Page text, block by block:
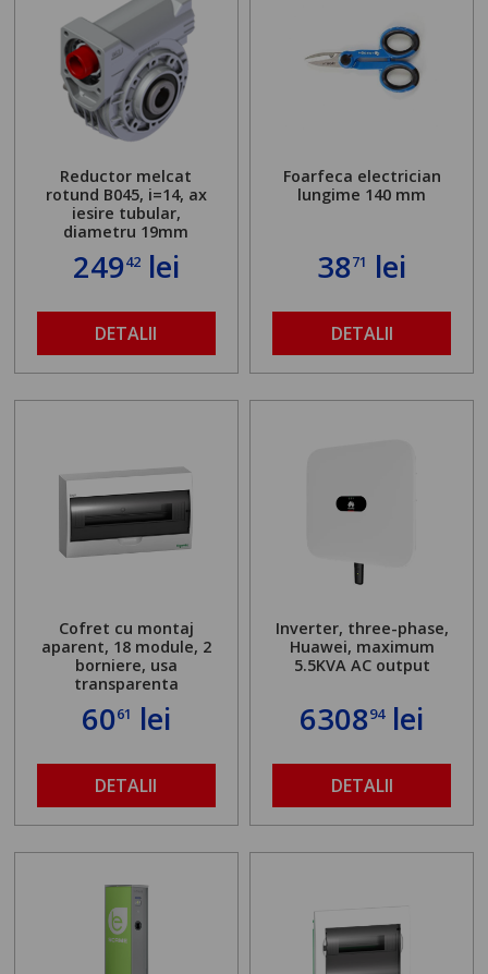
Reductor melcat
rotund B045, i=14, ax
iesire tubular,
diametru 19mm
24942lei
DETALII
Foarfeca electrician
lungime 140 mm
3871 lei
DETALII
Cofret cu montaj
aparent, 18 module, 2
borniere, usa
transparenta
6061 lei
DETALII
Inverter, three-phase,
Huawei, maximum
5.5KVA AC output
630894lei
DETALII